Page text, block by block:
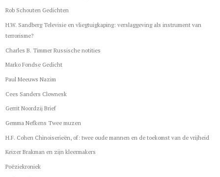
Rob Schouten Gedichten
H.W. Sandberg Televisie en vliegtuigkaping: verslaggeving als instrument van
terrorisme?
Charles B. Timmer Russische notities
Marko Fondse Gedicht
Paul Meeuws Nazim
Cees Sanders Clownesk
Gerrit Noordzij Brief
Gemma Nefkens Twee muzen
H.F. Cohen Chinoiserieën, of: twee oude mannen en de toekomst van de vrijheid
Keizer Brakman en zijn kleermakers
Poëziekroniek